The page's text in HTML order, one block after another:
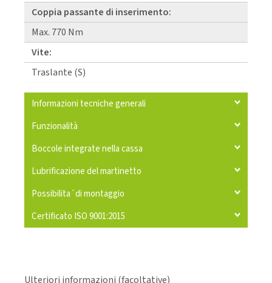
Coppia passante di inserimento:
Max. 770 Nm
Vite:
Traslante (S)
Informazioni tecniche generali
Funzionalità
Boccole integrate nella cassa
Lubrificazione del martinetto
Possibilita´di montaggio
Certificato ISO 9001:2015
Ulteriori informazioni (facoltative)